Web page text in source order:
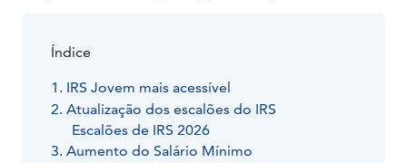
Índice
1. IRS Jovem mais acessível
2. Atualização dos escalões do IRS
Escalões de IRS 2026
3. Aumento do Salário Mínimo